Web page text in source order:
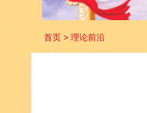
首页 > 理论前沿